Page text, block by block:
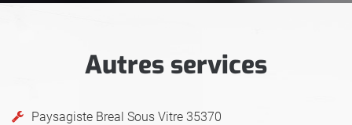
Autres services
Paysagiste Breal Sous Vitre 35370